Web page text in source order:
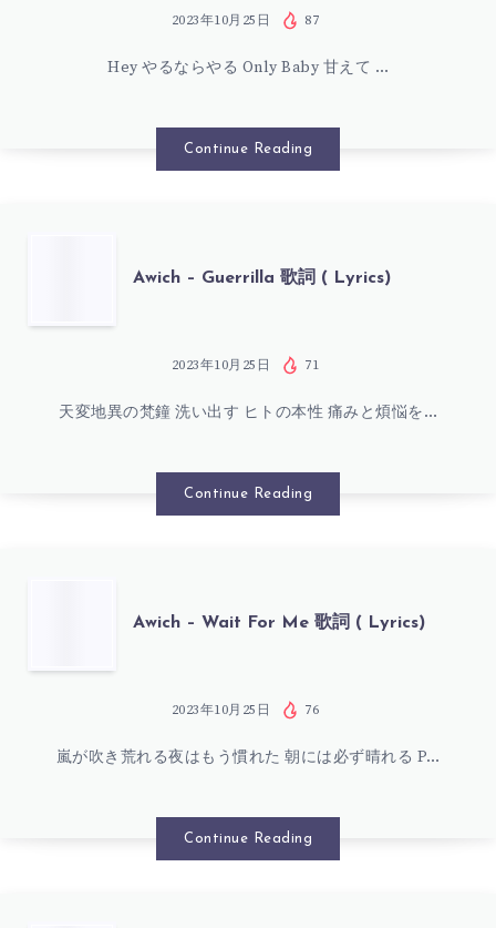
LYRICS)
CALL
ON
(
LYRICS)
2023年10月25日 87
Hey やるならやる Only Baby 甘えて …
Continue Reading
AWICH
–
GUERRILLA
歌
LYRICS)
Awich – Guerrilla 歌詞 ( Lyrics)
2023年10月25日 71
天変地異の梵鐘 洗い出す ヒトの本性 痛みと煩悩を…
Continue Reading
AWICH
–
FOR
Awich – Wait For Me 歌詞 ( Lyrics)
2023年10月25日 76
嵐が吹き荒れる夜はもう慣れた 朝には必ず晴れる P…
Continue Reading